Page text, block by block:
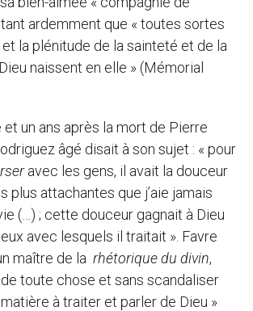
ardemment que « toutes sortes
la plénitude de la sainteté et de la
naissent en elle » (Mémorial
et un ans après la mort de Pierre
âgé disait à son sujet : « pour
avec les gens, il avait la douceur
plus attachantes que j’aie jamais
(…) ; cette douceur gagnait à Dieu
avec lesquels il traitait ». Favre
maître de la rhétorique du divin,
de toute chose et sans scandaliser
à traiter et parler de Dieu »